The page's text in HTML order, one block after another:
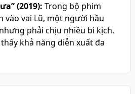
(2019): Trong bộ phim
vào vai Lũ, một người hầu
phải chịu nhiều bi kịch.
khả năng diễn xuất đa